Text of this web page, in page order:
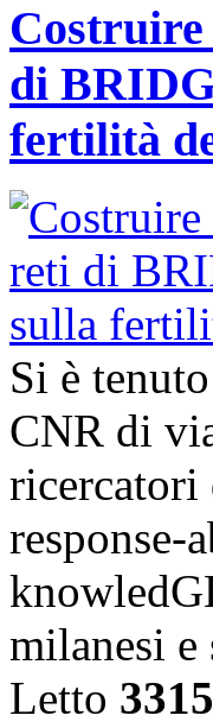
di
fertilità
Si è
CNR di
milanesi
Letto